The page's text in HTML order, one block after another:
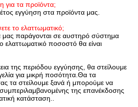
για τα προϊόντα;
εγγύηση στα προϊόντα μας.
το ελαττωματικό;
παράγονται σε αυστηρό σύστημα
ελαττωματικό ποσοστό θα είναι
της περιόδου εγγύησης, θα στείλουμε
για μικρή ποσότητα.Θα τα
τα στείλουμε ξανά ή μπορούμε να
της επανέκδοσης
κατάσταση..